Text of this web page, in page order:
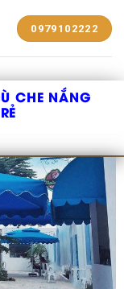
0979102222
CHE NẮNG